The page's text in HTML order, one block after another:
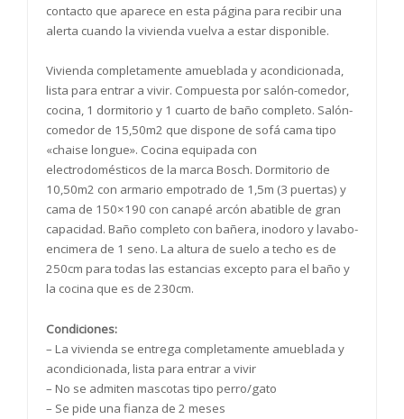
contacto que aparece en esta página para recibir una
alerta cuando la vivienda vuelva a estar disponible.
Vivienda completamente amueblada y acondicionada,
lista para entrar a vivir. Compuesta por salón-comedor,
cocina, 1 dormitorio y 1 cuarto de baño completo. Salón-
comedor de 15,50m2 que dispone de sofá cama tipo
«chaise longue». Cocina equipada con
electrodomésticos de la marca Bosch. Dormitorio de
10,50m2 con armario empotrado de 1,5m (3 puertas) y
cama de 150×190 con canapé arcón abatible de gran
capacidad. Baño completo con bañera, inodoro y lavabo-
encimera de 1 seno. La altura de suelo a techo es de
250cm para todas las estancias excepto para el baño y
la cocina que es de 230cm.
Condiciones:
– La vivienda se entrega completamente amueblada y
acondicionada, lista para entrar a vivir
– No se admiten mascotas tipo perro/gato
– Se pide una fianza de 2 meses